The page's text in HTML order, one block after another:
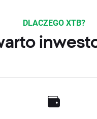
DLACZEGO XTB?